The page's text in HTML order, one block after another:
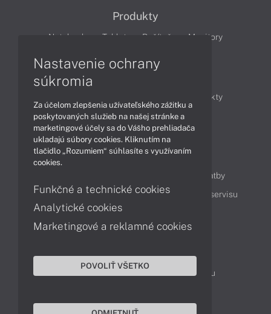
Produkty
Notebooky Tablety Počítače Monitory
Produkty
Technológie
Videá
Obsah
Možnosti doručenia a platby
Podpora a servis
Servisné služby Cenník servisu
Kontakty
043 4224 771
Obchodné oddelenie
Reklamácia tovaru
Nastavenie ochrany
súkromia
Za účelom zlepšenia užívateľského zážitku a
poskytovaných služieb na našej stránke a
marketingové účely sa do Vášho prehliadača
ukladajú súbory cookies. Kliknutím na
tlačidlo „Rozumiem“ súhlasíte s využívaním
cookies.
Funkčné a technické cookies
Analytické cookies
Marketingové a reklamné cookies
POVOLIŤ VŠETKO